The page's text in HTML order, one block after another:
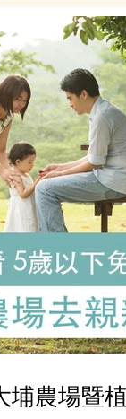
埔農場暨